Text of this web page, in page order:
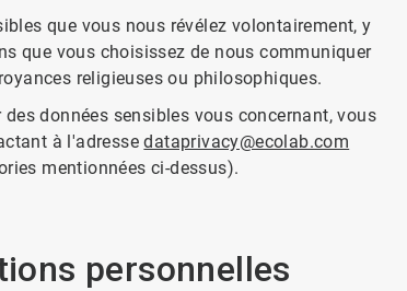
que vous nous révélez volontairement, y
que vous choisissez de nous communiquer
religieuses ou philosophiques.
données sensibles vous concernant, vous
à l'adressedataprivacy@ecolab.com
mentionnées ci-dessus).
personnelles